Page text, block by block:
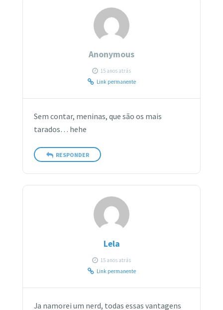
Anonymous
15 anos atrás
Link permanente
Sem contar, meninas, que são os mais
tarados… hehe
RESPONDER
Lela
15 anos atrás
Link permanente
Ja namorei um nerd, todas essas vantagens